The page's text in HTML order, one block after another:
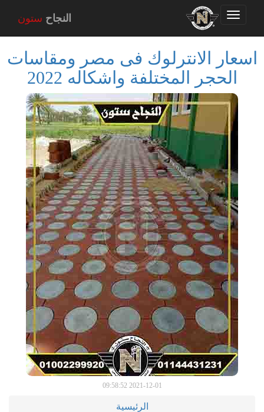
Toggle
navigation
النجاح ستون
اسعار الانترلوك فى مصر ومقاسات
الحجر المختلفة واشكاله 2022
2021-12-01 09:58:52
الرئيسية